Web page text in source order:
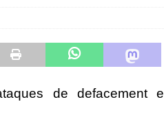
IA se torna um risco
para 54%
de defacement e